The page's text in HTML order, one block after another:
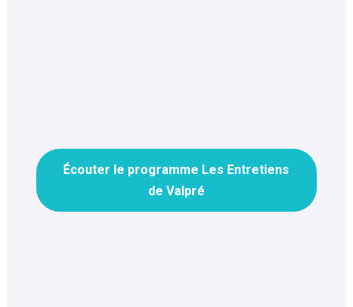
Écouter le programme Les Entretiens
de Valpré